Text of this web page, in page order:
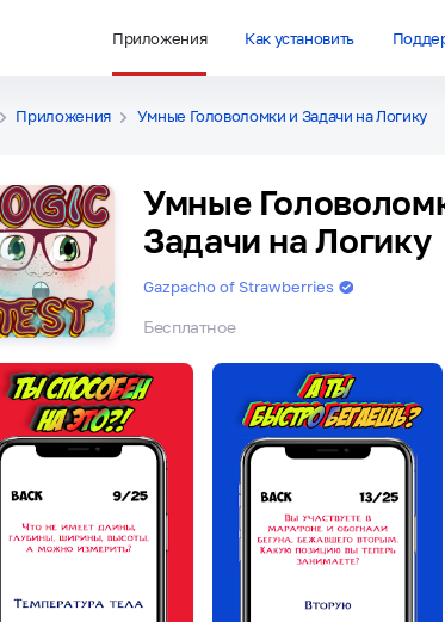
Приложения Как установить
Приложения Умные Головоломки и Задачи на Логику
Умные
Задачи на Логику
Gazpacho of Strawberries
Бесплатное